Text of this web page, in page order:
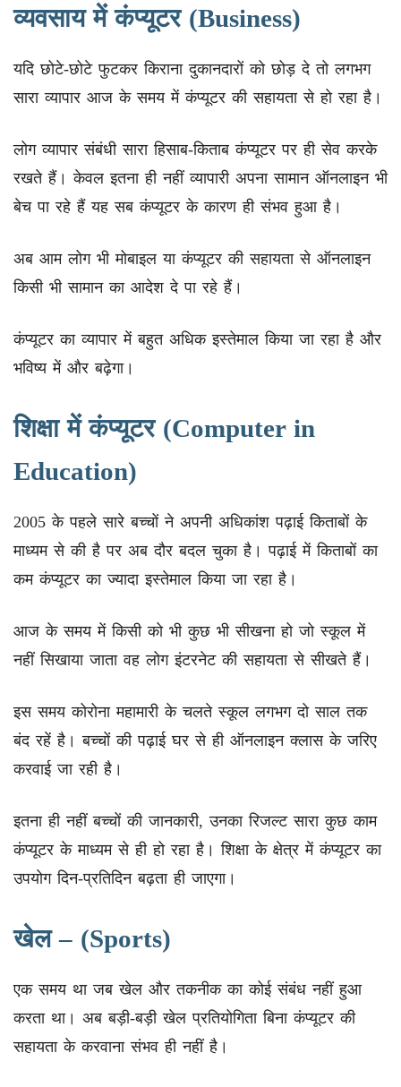
व्यवसाय में कंप्यूटर (Business)
यदि छोटे-छोटे फुटकर किराना दुकानदारों को छोड़ दे तो लगभग
सारा व्यापार आज के समय में कंप्यूटर की सहायता से हो रहा है।
लोग व्यापार संबंधी सारा हिसाब-किताब कंप्यूटर पर ही सेव करके
रखते हैं। केवल इतना ही नहीं व्यापारी अपना सामान ऑनलाइन भी
बेच पा रहे हैं यह सब कंप्यूटर के कारण ही संभव हुआ है।
अब आम लोग भी मोबाइल या कंप्यूटर की सहायता से ऑनलाइन
किसी भी सामान का आदेश दे पा रहे हैं।
कंप्यूटर का व्यापार में बहुत अधिक इस्तेमाल किया जा रहा है और
भविष्य में और बढ़ेगा।
शिक्षा में कंप्यूटर (Computer in
Education)
2005 के पहले सारे बच्चों ने अपनी अधिकांश पढ़ाई किताबों के
माध्यम से की है पर अब दौर बदल चुका है। पढ़ाई में किताबों का
कम कंप्यूटर का ज्यादा इस्तेमाल किया जा रहा है।
आज के समय में किसी को भी कुछ भी सीखना हो जो स्कूल में
नहीं सिखाया जाता वह लोग इंटरनेट की सहायता से सीखते हैं।
इस समय कोरोना महामारी के चलते स्कूल लगभग दो साल तक
बंद रहें है। बच्चों की पढ़ाई घर से ही ऑनलाइन क्लास के जरिए
करवाई जा रही है।
इतना ही नहीं बच्चों की जानकारी, उनका रिजल्ट सारा कुछ काम
कंप्यूटर के माध्यम से ही हो रहा है। शिक्षा के क्षेत्र में कंप्यूटर का
उपयोग दिन-प्रतिदिन बढ़ता ही जाएगा।
खेल – (Sports)
एक समय था जब खेल और तकनीक का कोई संबंध नहीं हुआ
करता था। अब बड़ी-बड़ी खेल प्रतियोगिता बिना कंप्यूटर की
सहायता के करवाना संभव ही नहीं है।